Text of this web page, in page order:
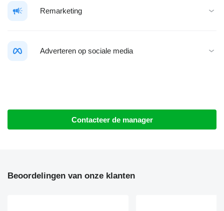
Remarketing
Adverteren op sociale media
Contacteer de manager
Beoordelingen van onze klanten